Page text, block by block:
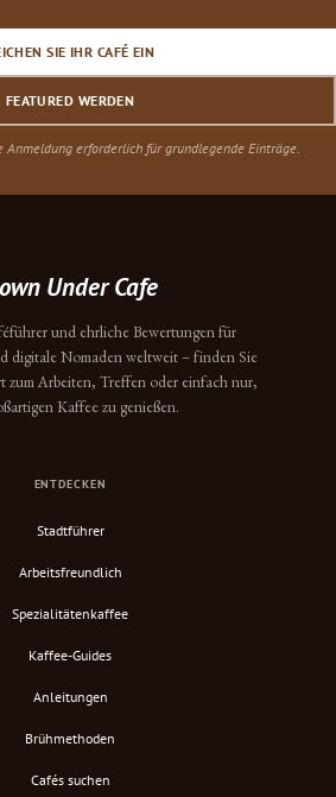
SIE IHR CAFÉ EIN
FEATURED WERDEN
Anmeldung erforderlich für grundlegende Einträge.
Under Cafe
und ehrliche Bewertungen für
digitale Nomaden weltweit – finden Sie
zum Arbeiten, Treffen oder einfach nur,
Kaffee zu genießen.
ENTDECKEN
Stadtführer
Arbeitsfreundlich
Spezialitätenkaffee
Kaffee-Guides
Anleitungen
Brühmethoden
Cafés suchen